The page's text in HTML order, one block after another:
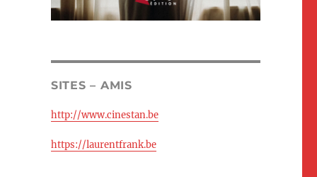
SITES – AMIS
http://www.cinestan.be
https://laurentfrank.be